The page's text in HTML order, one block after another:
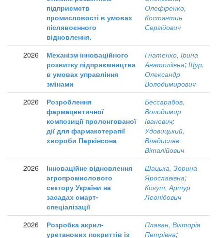
підприємств
промисловості в умовах
післявоєнного
відновлення.
Олефіренко,
Костянтин
Сергійович
2026
Механізм інноваційного
розвитку підприємництва
в умовах управління
змінами
Гнатенко, Ірина
Анатоліївна; Щур,
Олександр
Володимирович
2026
Розроблення
фармацевтичної
композиції пролонгованої
дії для фармакотерапії
хвороби Паркінсона
Бессарабов,
Володимир
Іванович;
Удовицький,
Владислав
Віталійович
2026
Інноваційне відновлення
агропромислового
сектору України на
засадах смарт-
спеціалізації
Шацька, Зорина
Ярославівна;
Когут, Артур
Леонідович
2026
Розробка акрил-
уретанових покриттів із
Плаван, Вікторія
Петрівна;